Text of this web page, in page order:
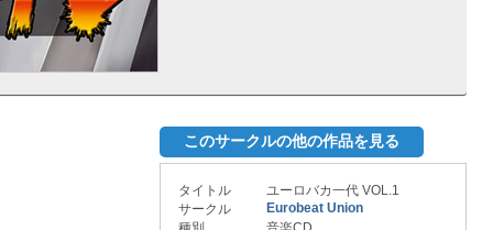
このサークルの他の作品を見る
タイトル
ユーロバカ一代 VOL.1
サークル
Eurobeat Union